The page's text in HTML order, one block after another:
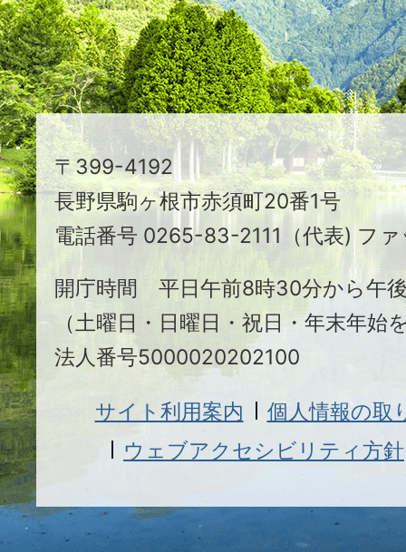
る
ま
ち
駒
ヶ
根
市
〒399-4192
長野県駒ヶ根市赤須町20番1号
電話番号 0265-83-2111（代表) フ
開庁時間 平日午前8時30分から午
（土曜日・日曜日・祝日・年末年始
法人番号5000020202100
サイト利用案内
個人情報の取
ウェブアクセシビリティ方針